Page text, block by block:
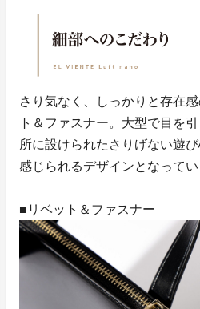
さり気なく、しっかりと存在
ト＆ファスナー。大型で目を
所に設けられたさりげない遊
感じられるデザインとなってい
■リベット＆ファスナー